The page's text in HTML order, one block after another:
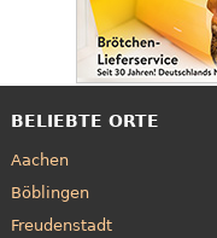
BELIEBTE ORTE
Aachen
Böblingen
Freudenstadt